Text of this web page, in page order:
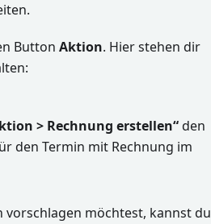
Button Aktion. Hier stehen dir
> Rechnung erstellen“den
den Termin mit Rechnung im
möchtest, kannst du